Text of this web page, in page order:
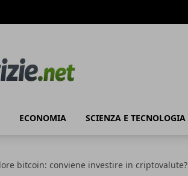
ECONOMIA SCIENZA E TECNOLOGIA
bitcoin: conviene investire in criptovalute?